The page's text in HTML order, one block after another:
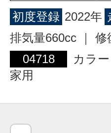
初度登録 2022年
排気量660cc ｜
04718
カラ
家用